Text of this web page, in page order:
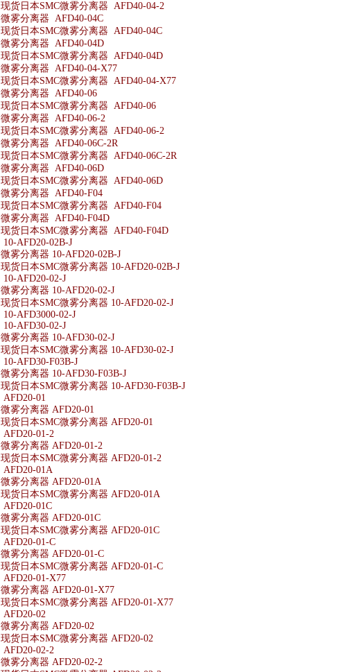
现货日本SMC微雾分离器 AFD40-04-2
微雾分离器 AFD40-04C
现货日本SMC微雾分离器 AFD40-04C
微雾分离器 AFD40-04D
现货日本SMC微雾分离器 AFD40-04D
微雾分离器 AFD40-04-X77
现货日本SMC微雾分离器 AFD40-04-X77
微雾分离器 AFD40-06
现货日本SMC微雾分离器 AFD40-06
微雾分离器 AFD40-06-2
现货日本SMC微雾分离器 AFD40-06-2
微雾分离器 AFD40-06C-2R
现货日本SMC微雾分离器 AFD40-06C-2R
微雾分离器 AFD40-06D
现货日本SMC微雾分离器 AFD40-06D
微雾分离器 AFD40-F04
现货日本SMC微雾分离器 AFD40-F04
微雾分离器 AFD40-F04D
现货日本SMC微雾分离器 AFD40-F04D
10-AFD20-02B-J
微雾分离器 10-AFD20-02B-J
现货日本SMC微雾分离器 10-AFD20-02B-J
10-AFD20-02-J
微雾分离器 10-AFD20-02-J
现货日本SMC微雾分离器 10-AFD20-02-J
10-AFD3000-02-J
10-AFD30-02-J
微雾分离器 10-AFD30-02-J
现货日本SMC微雾分离器 10-AFD30-02-J
10-AFD30-F03B-J
微雾分离器 10-AFD30-F03B-J
现货日本SMC微雾分离器 10-AFD30-F03B-J
AFD20-01
微雾分离器 AFD20-01
现货日本SMC微雾分离器 AFD20-01
AFD20-01-2
微雾分离器 AFD20-01-2
现货日本SMC微雾分离器 AFD20-01-2
AFD20-01A
微雾分离器 AFD20-01A
现货日本SMC微雾分离器 AFD20-01A
AFD20-01C
微雾分离器 AFD20-01C
现货日本SMC微雾分离器 AFD20-01C
AFD20-01-C
微雾分离器 AFD20-01-C
现货日本SMC微雾分离器 AFD20-01-C
AFD20-01-X77
微雾分离器 AFD20-01-X77
现货日本SMC微雾分离器 AFD20-01-X77
AFD20-02
微雾分离器 AFD20-02
现货日本SMC微雾分离器 AFD20-02
AFD20-02-2
微雾分离器 AFD20-02-2